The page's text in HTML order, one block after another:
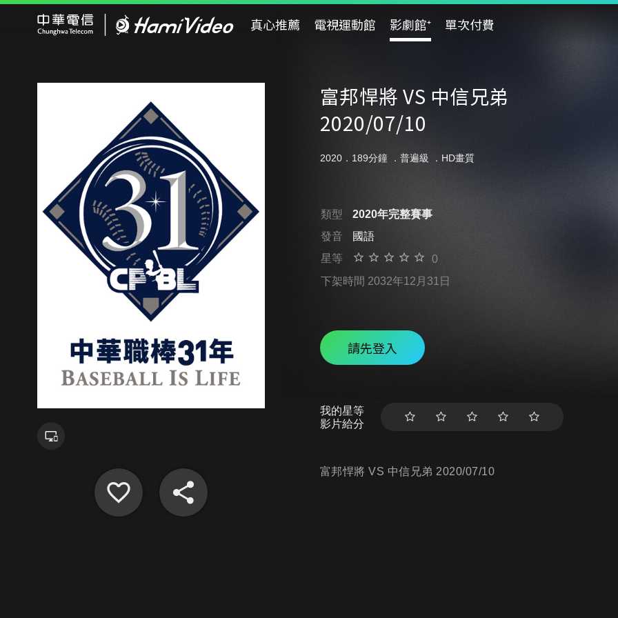
真心推薦 電視運動館 影劇館⁺ 單次付費
富邦悍將 VS 中信兄弟
2020/07/10
2020．189分鐘 ． 普遍級 ．HD畫質
類型
2020年完整賽事
發音
國語
星等
0
下架時間 2032年12月31日
請先登入
我的星等
影片給分
富邦悍將 VS 中信兄弟 2020/07/10